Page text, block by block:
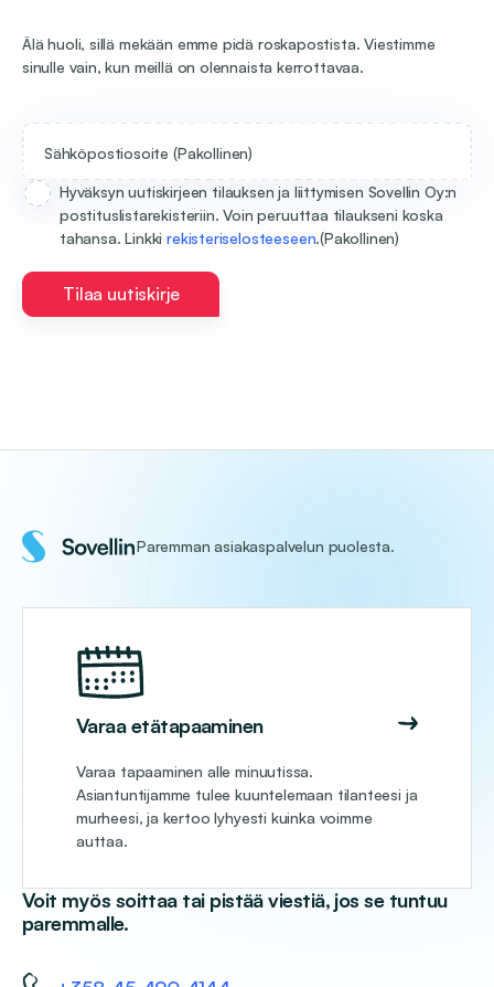
Älä huoli, sillä mekään emme pidä roskapostista. Viestimme
sinulle vain, kun meillä on olennaista kerrottavaa.
Sähköpostiosoite (Pakollinen)
Hyväksyn uutiskirjeen tilauksen ja liittymisen Sovellin Oy:n
postituslistarekisteriin. Voin peruuttaa tilaukseni koska
tahansa. Linkkirekisteriselosteeseen.(Pakollinen)
Tilaa uutiskirje
Paremman asiakaspalvelun puolesta.
Varaa etätapaaminen
Varaa tapaaminen alle minuutissa.
Asiantuntijamme tulee kuuntelemaan tilanteesi ja
murheesi, ja kertoo lyhyesti kuinka voimme
auttaa.
Voit myös soittaa tai pistää viestiä, jos se tuntuu
paremmalle.